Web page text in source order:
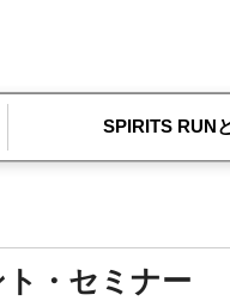
SPIRITS RUN
・セミナー